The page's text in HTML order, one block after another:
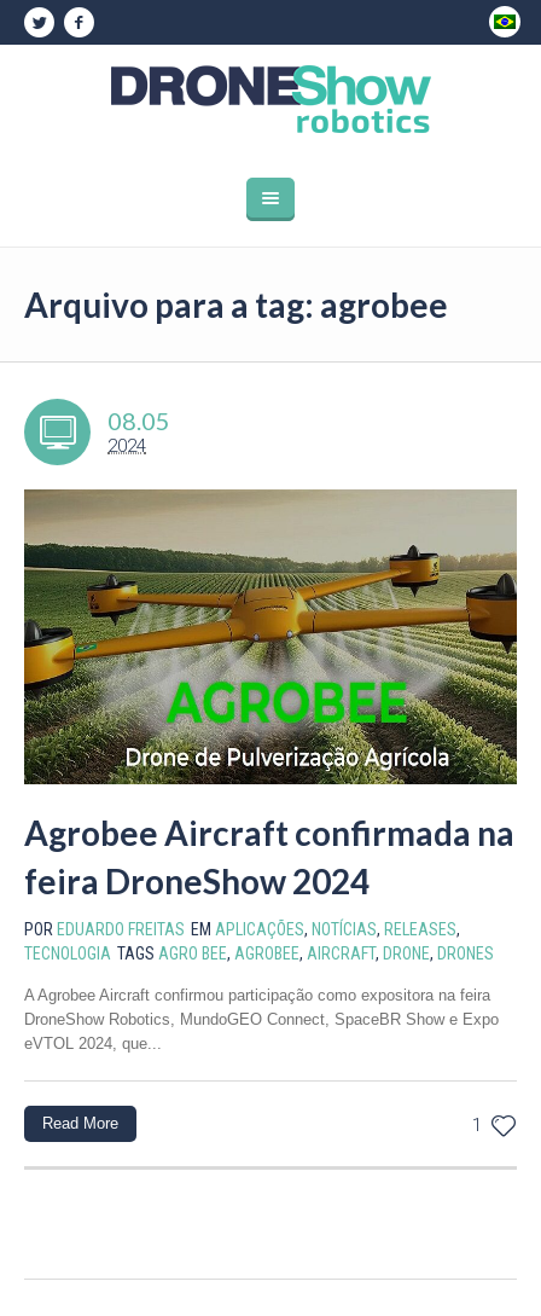
Arquivo para a tag: agrobee
08.05
2024
Agrobee Aircraft confirmada na
feira DroneShow 2024
POR EDUARDO FREITAS EM APLICAÇÕES, NOTÍCIAS, RELEASES,
TECNOLOGIA TAGS AGRO BEE, AGROBEE, AIRCRAFT, DRONE, DRONES
A Agrobee Aircraft confirmou participação como expositora na feira
DroneShow Robotics, MundoGEO Connect, SpaceBR Show e Expo
eVTOL 2024, que...
1
Read More